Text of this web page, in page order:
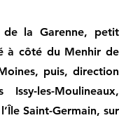
de la Garenne, petit
à côté du Menhir de
puis, direction
les-Moulineaux,
Saint-Germain, sur